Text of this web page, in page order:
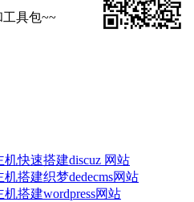
工具包~~
快速搭建discuz 网站
搭建织梦dedecms网站
搭建wordpress网站